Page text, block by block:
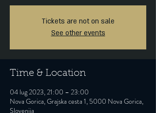
Tickets are not on sale
See other events
Time & Location
04 lug 2023, 21:00 – 23:00
Nova Gorica, Grajska cesta 1, 5000 Nova Gorica,
Slovenija